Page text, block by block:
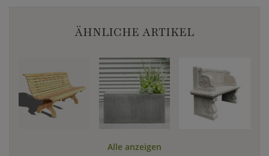
ÄHNLICHE ARTIKEL
Alle anzeigen